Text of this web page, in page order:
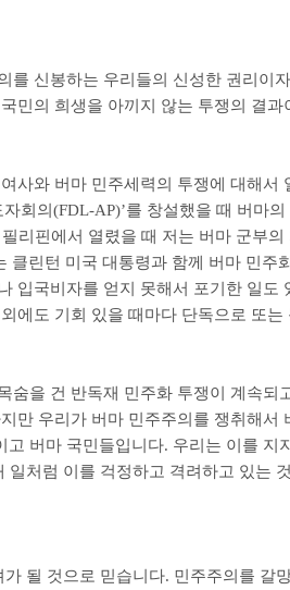
를 신봉하는 우리들의 신성한 권리이
민의 희생을 아끼지 않는 투쟁의 결
사와 버마 민주세력의 투쟁에 대해서
회의 (FDL-AP)’를 창설했을 때 버마
필리핀에서 열렸을 때 저는 버마 군부
클린턴 미국 대통령과 함께 버마 민주
입국비자를 얻지 못해서 포기한 일도
에도 기회 있을 때마다 단독으로 또
숨을 건 반독재 민주화 투쟁이 계속
만 우리가 버마 민주주의를 쟁취해
고 버마 국민들입니다. 우리는 이를 지
일처럼 이를 걱정하고 격려하고 있는
될 것으로 믿습니다. 민주주의를 갈